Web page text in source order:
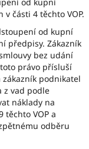
části 4 těchto VOP.
od kupní
předpisy. Zákazník
bez udání
právo přísluší
podnikatel
z vad podle
náklady na
těchto VOP a
odběru